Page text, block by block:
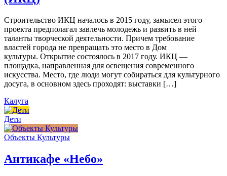
Строительство ИКЦ началось в 2015 году, замысел этого
проекта предполагал завлечь молодежь и развить в ней
таланты творческой деятельности. Причем требование
властей города не превращать это место в Дом
культуры. Открытие состоялось в 2017 году. ИКЦ —
площадка, направленная для освещения современного
искусства. Место, где люди могут собираться для культурного
досуга, в основном здесь проходят: выставки […]
Калуга
Дети
Объекты Культуры
Антикафе «Небо»